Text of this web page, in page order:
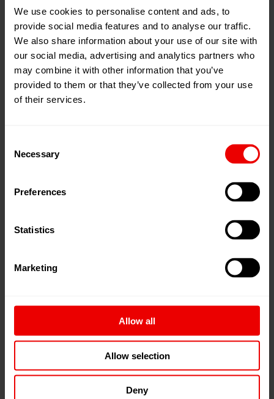
We use cookies to personalise content and ads, to
provide social media features and to analyse our traffic.
We also share information about your use of our site with
our social media, advertising and analytics partners who
may combine it with other information that you’ve
provided to them or that they’ve collected from your use
of their services.
Selection
Necessary
Preferences
Statistics
Marketing
Allow all
Allow selection
Deny
国区销售总经理周伟常先生代表出席。
巴马格与永荣集团的合作渊源可追溯至2004年。二十
余载风雨同舟，双方从战略合作逐步迈向价值共生，如
今永荣集团已成为巴马格全球范围内最重要的锦纶客户
巴马格依据永荣集团需求定制创新设备，双方在技术迭
代与产能升级中形成了高效优势互补。依托巴马格的顶
双方实现了深度彼此赋能。
未来，双方将继续深化协作，聚焦锦纶产业绿色化、智
Barmag Yongrong (picture)